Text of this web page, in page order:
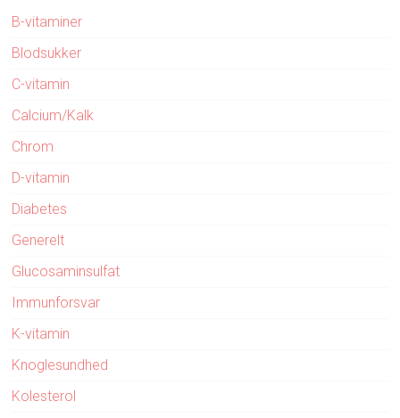
B-vitaminer
Blodsukker
C-vitamin
Calcium/Kalk
Chrom
D-vitamin
Diabetes
Generelt
Glucosaminsulfat
Immunforsvar
K-vitamin
Knoglesundhed
Kolesterol